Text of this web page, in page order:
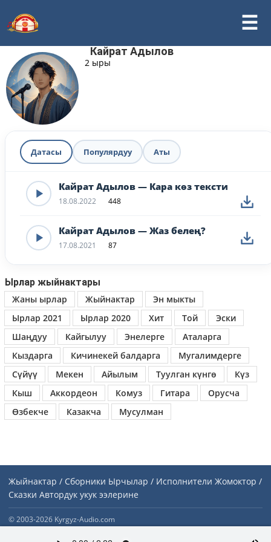
Кайрат Адылов
2 ыры
Датасы Популярдуу Аты
Кайрат Адылов — Кара көз тексти
18.08.2022 448
Кайрат Адылов — Жаз белең?
17.08.2021 87
Ырлар жыйнактары
Жаны ырлар
Жыйнактар
Эн мыкты
Ырлар 2021
Ырлар 2020 Хит Той
Эски
Шаңдуу
Кайгылуу Энелерге
Аталарга
Кыздарга
Кичинекей балдарга
Мугалимдерге
Сүйүү
Мекен Айылым Туулган күнгө
Күз
Кыш
Аккордеон Комуз Гитара
Орусча
Өзбекче
Казакча Мусулман
Жыйнактар / Сборники Ырчылар / Исполнители Жомоктор /
Сказки Автордук укук ээлерине
© 2003-2026 Kyrgyz-Audio.com